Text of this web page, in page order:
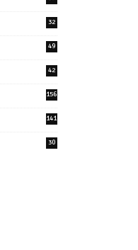
32
49
42
156
141
30